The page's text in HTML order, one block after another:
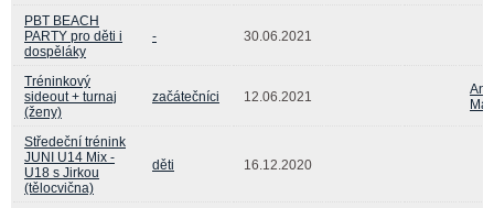
PBT BEACH
PARTY pro děti i
dospěláky
- 30.06.2021
Tréninkový
sideout + turnaj
(ženy)
začátečníci 12.06.2021
Středeční trénink
JUNI U14 Mix -
U18 s Jirkou
(tělocvična)
děti 16.12.2020